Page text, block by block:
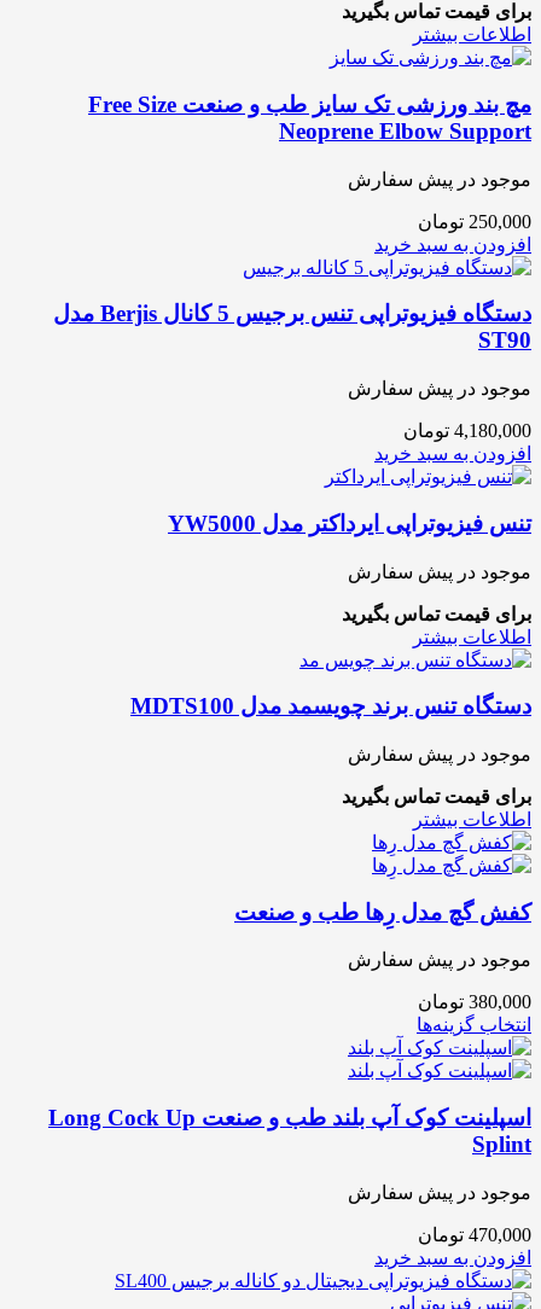
برای قیمت تماس بگیرید
اطلاعات بیشتر
مچ بند ورزشی تک سایز طب و صنعت Free Size
Neoprene Elbow Support
موجود در پیش سفارش
250,000 تومان
افزودن به سبد خرید
دستگاه فیزیوتراپی تنس برجیس 5 کانال Berjis مدل
ST90
موجود در پیش سفارش
4,180,000 تومان
افزودن به سبد خرید
تنس فیزیوتراپی ایرداکتر مدل YW5000
موجود در پیش سفارش
برای قیمت تماس بگیرید
اطلاعات بیشتر
دستگاه تنس برند چویسمد مدل MDTS100
موجود در پیش سفارش
برای قیمت تماس بگیرید
اطلاعات بیشتر
کفش گچ مدل رِها طب و صنعت
موجود در پیش سفارش
380,000 تومان
انتخاب گزینه‌ها
اسپلینت کوک آپ بلند طب و صنعت Long Cock Up
Splint
موجود در پیش سفارش
470,000 تومان
افزودن به سبد خرید